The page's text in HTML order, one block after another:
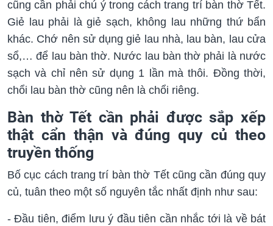
cũng cần phải chú ý trong cách trang trí bàn thờ Tết.
Giẻ lau phải là giẻ sạch, không lau những thứ bẩn
khác. Chớ nên sử dụng giẻ lau nhà, lau bàn, lau cửa
sổ,… để lau bàn thờ. Nước lau bàn thờ phải là nước
sạch và chỉ nên sử dụng 1 lần mà thôi. Đồng thời,
chổi lau bàn thờ cũng nên là chổi riêng.
Bàn thờ Tết cần phải được sắp xếp
thật cẩn thận và đúng quy củ theo
truyền thống
Bố cục cách trang trí bàn thờ Tết cũng cần đúng quy
củ, tuân theo một số nguyên tắc nhất định như sau:
- Đầu tiên, điểm lưu ý đầu tiên cần nhắc tới là về bát